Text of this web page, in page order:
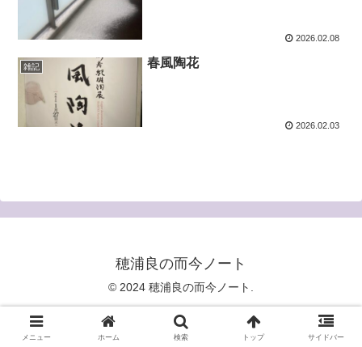
2026.02.08
雑記 春風陶花
2026.02.03
穂浦良の而今ノート
© 2024 穂浦良の而今ノート.
メニュー ホーム 検索 トップ サイドバー